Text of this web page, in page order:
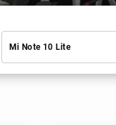
Mi Note 10 Lite